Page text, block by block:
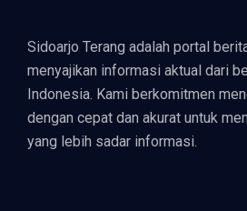
Sidoarjo Terang adalah portal
menyajikan informasi aktual dari
Indonesia. Kami berkomitmen
dengan cepat dan akurat untuk
yang lebih sadar informasi.